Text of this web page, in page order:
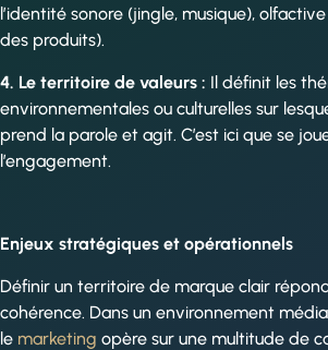
l’identité sonore (jingle, musique),
des produits).
4. Le territoire de valeurs : Il définit les
environnementales ou culturelles sur
prend la parole et agit. C’est ici que se
l’engagement.
Enjeux stratégiques et opérationnels
Définir un territoire de marque clair
cohérence. Dans un environnement
le marketing opère sur une multitude de